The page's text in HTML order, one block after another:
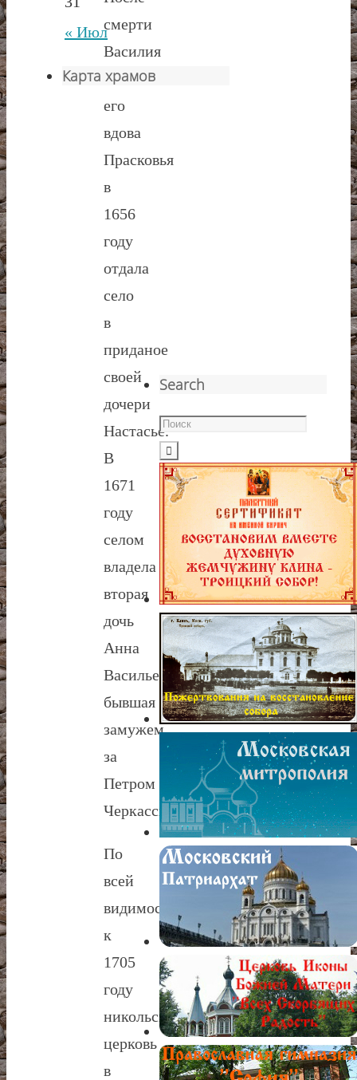
смерти
Василия
Ивановича
его
вдова
Прасковья
в
1656
году
отдала
село
в
приданое
своей
дочери
Настасье.
В
1671
году
селом
владела
вторая
дочь
Анна
Васильевна,
бывшая
замужем
за
Петром
Черкасским.
По
всей
видимости,
к
1705
году
никольская
церковь
в
« Июл
Карта храмов
Search